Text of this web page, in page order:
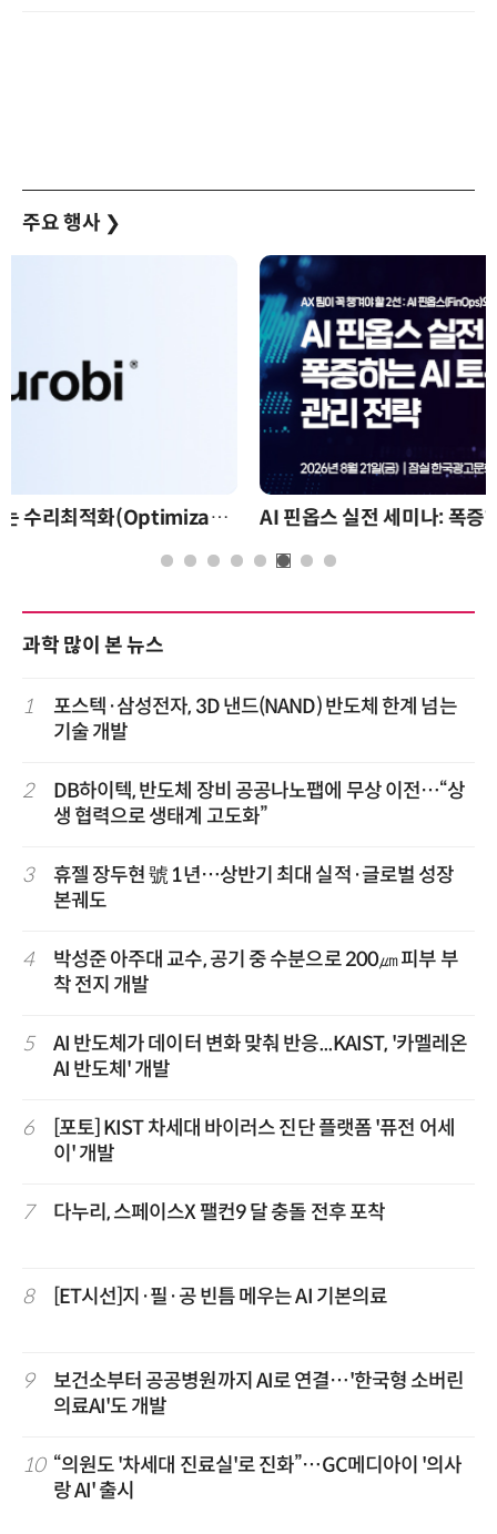
주요 행사 ❯
AI 핀옵스 실전 세미나: 폭증하는 AI 토큰 비용 관리 전략
과학 많이 본 뉴스
1
포스텍·삼성전자, 3D 낸드(NAND) 반도체 한계 넘는
기술 개발
2
DB하이텍, 반도체 장비 공공나노팹에 무상 이전…“상
생 협력으로 생태계 고도화”
3
휴젤 장두현 號 1년…상반기 최대 실적·글로벌 성장
본궤도
4
박성준 아주대 교수, 공기 중 수분으로 200㎛ 피부 부
착 전지 개발
5
AI 반도체가 데이터 변화 맞춰 반응...KAIST, '카멜레온
AI 반도체' 개발
6
[포토] KIST 차세대 바이러스 진단 플랫폼 '퓨전 어세
이' 개발
7 다누리, 스페이스X 팰컨9 달 충돌 전후 포착
8 [ET시선]지·필·공 빈틈 메우는 AI 기본의료
9
보건소부터 공공병원까지 AI로 연결…'한국형 소버린
의료AI'도 개발
10 “의원도 '차세대 진료실'로 진화”…GC메디아이 '의사
랑 AI' 출시